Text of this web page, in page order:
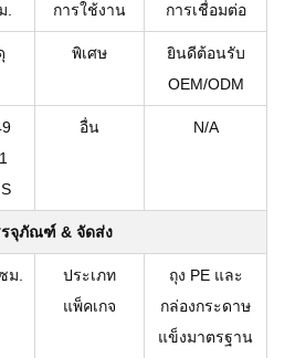
. การใช้งาน การเชื่อมต่อ
พิเศษ
ยินดีต้อนรับ
OEM/ODM
อื่น N/A
จุภัณฑ์ & จัดส่ง
ม.
ประเภท
แพ็คเกจ
ถุง PE และ
กล่องกระดาษ
แข็งมาตรฐาน